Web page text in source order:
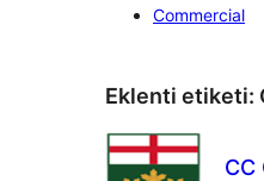
Commercial
Eklenti etiketi:
CC